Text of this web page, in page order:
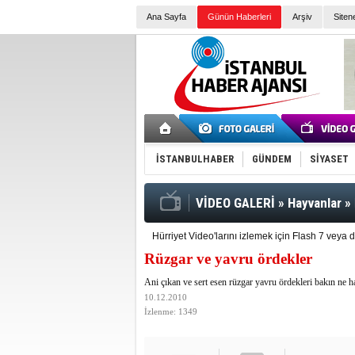
Ana Sayfa Günün Haberleri Arşiv
İSTANBULHABER GÜNDEM SİYASET
VİDEO GALERİ » Hayvanlar »
Hürriyet Video'larını izlemek için Flash 7
Rüzgar ve yavru ördekler
Ani çıkan ve sert esen rüzgar yavru ördekleri bakın ne
10.12.2010
İzlenme: 1349